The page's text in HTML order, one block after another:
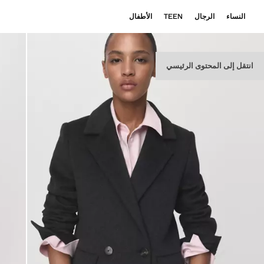
انتقل إلى المحتوى الرئيسي
النساء الرجال TEEN الأطفال